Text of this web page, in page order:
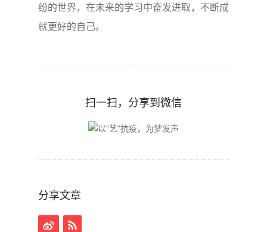
纷的世界，在未来的学习中奋发进取，不断成
就更好的自己。
扫一扫，分享到微信
分享文章